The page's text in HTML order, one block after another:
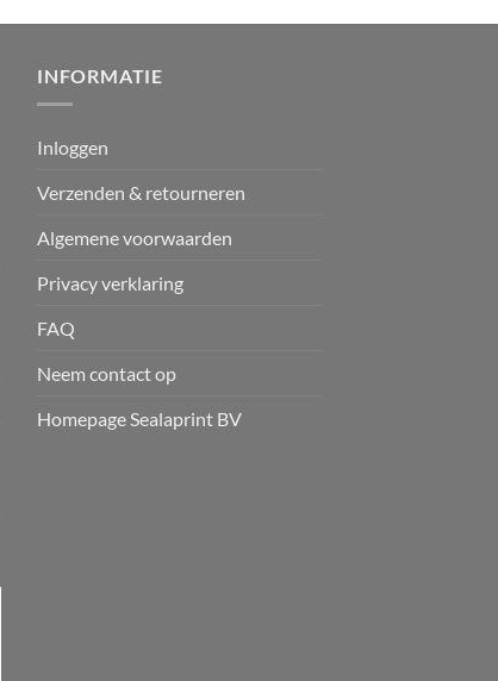
INFORMATIE
Inloggen
Verzenden & retourneren
Algemene voorwaarden
Privacy verklaring
FAQ
Neem contact op
Homepage Sealaprint BV